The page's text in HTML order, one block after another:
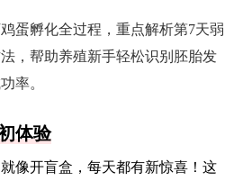
蛋孵化全过程，重点解析第7天弱
，帮助养殖新手轻松识别胚胎发
率。
体验
像开盲盒，每天都有新惊喜！这